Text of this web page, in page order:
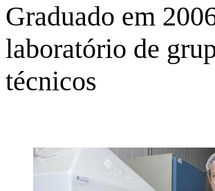
Graduado em
laboratório de
técnicos